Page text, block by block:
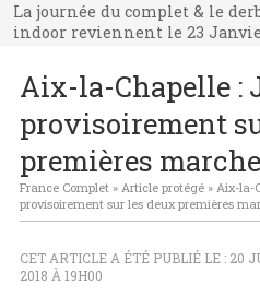
La journée du complet & le
indoor reviennent le 23
indoor reviennent le 23
Aix-la-Chapelle :
provisoirement
premières
France Complet» Article protégé» Aix-la-
provisoirement sur les deux premières
CET ARTICLE A ÉTÉ PUBLIÉ LE : 20
2018 À 19H00